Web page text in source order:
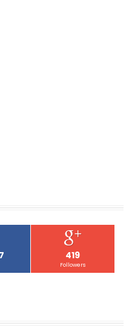
419
Followers